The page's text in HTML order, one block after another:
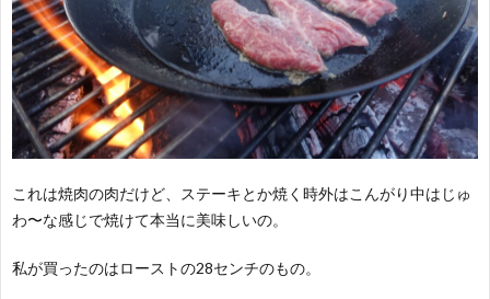
これは焼肉の肉だけど、ステーキとか焼く時外はこんがり中はじゅ
わ〜な感じで焼けて本当に美味しいの。
私が買ったのはローストの28センチのもの。